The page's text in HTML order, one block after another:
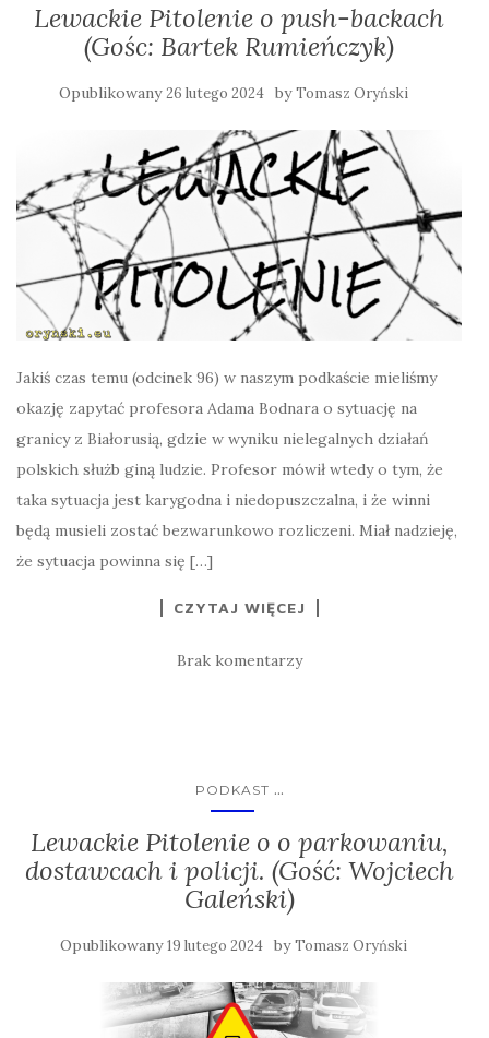
Lewackie Pitolenie o push-backach
(Gośc: Bartek Rumieńczyk)
Opublikowany26 lutego 2024 byTomasz Oryński
Jakiś czas temu (odcinek 96) w naszym podkaście mieliśmy
okazję zapytać profesora Adama Bodnara o sytuację na
granicy z Białorusią, gdzie w wyniku nielegalnych działań
polskich służb giną ludzie. Profesor mówił wtedy o tym, że
taka sytuacja jest karygodna i niedopuszczalna, i że winni
będą musieli zostać bezwarunkowo rozliczeni. Miał nadzieję,
że sytuacja powinna się […]
CZYTAJ WIĘCEJ
Brak komentarzy
PODKAST ...
Lewackie Pitolenie o o parkowaniu,
dostawcach i policji. (Gość: Wojciech
Galeński)
Opublikowany19 lutego 2024 byTomasz Oryński